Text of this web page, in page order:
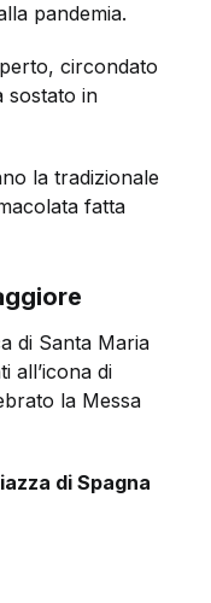
pandemia.
circondato
sostato in
la tradizionale
fatta
di Santa Maria
all’icona di
la Messa
di Spagna